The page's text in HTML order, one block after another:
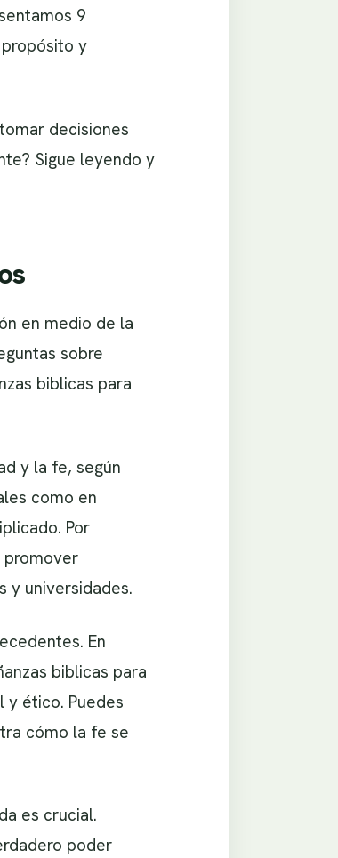
9
y
decisiones
Sigue leyendo y
en medio de la
sobre
biblicas para
y la fe, según
como en
Por
promover
y universidades.
En
biblicas para
y ético. Puedes
cómo la fe se
es crucial.
poder